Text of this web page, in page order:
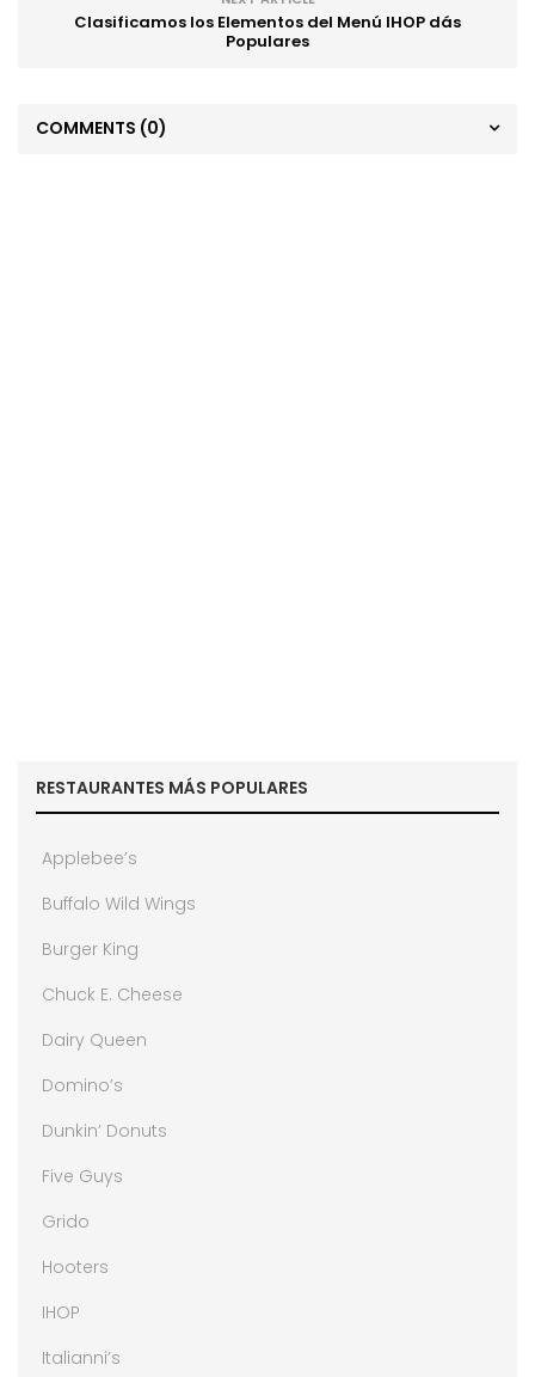
Clasificamos los Elementos del Menú IHOP dás
Populares
COMMENTS (0)
RESTAURANTES MÁS POPULARES
Applebee’s
Buffalo Wild Wings
Burger King
Chuck E. Cheese
Dairy Queen
Domino’s
Dunkin’ Donuts
Five Guys
Grido
Hooters
IHOP
Italianni’s